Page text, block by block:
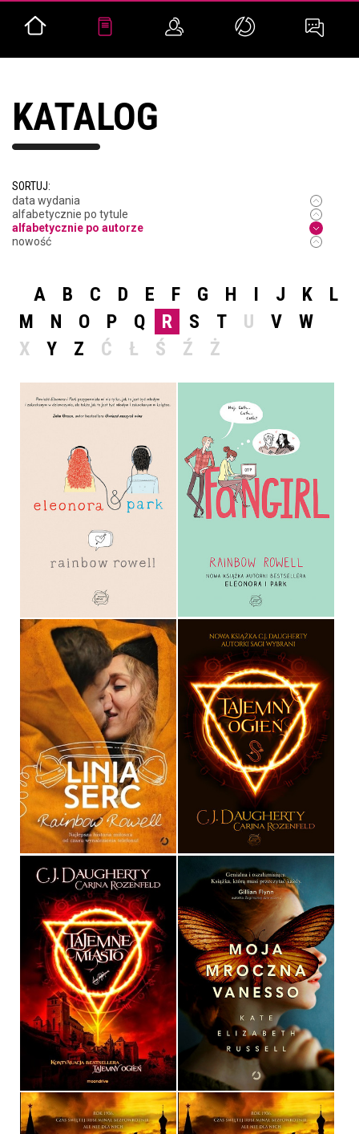
KATALOG
SORTUJ:
data wydania
alfabetycznie po tytule
alfabetycznie po autorze
nowość
A B C D E F G H I J K
L
M
N O P Q R S T U V
W
X
Y Z Ć Ł Ś Ź Ż
ELEONORA I PARK
OPRAWA MIĘKKA
FANGIRL
RAINBOW ROWELL
39,90 ZŁ
LINIA SERC
RAINBOW ROWELL
OPRAWA MIĘKKA
34,90 ZŁ
TAJEMNY OGIEŃ
C.J. DAUGHERTY, CARINA
ROZENFELD
OPRAWA MIĘKKA
39,90 ZŁ
TAJEMNE MIASTO
C.J. DAUGHERTY, CARINA
ROZENFELD
39,90 ZŁ
MOJA MROCZNA
VANESSO
KATE ELIZABETH RUSSELL
OPRAWA MIĘKKA ZE SKRZYDEŁKAMI
39,90 ZŁ